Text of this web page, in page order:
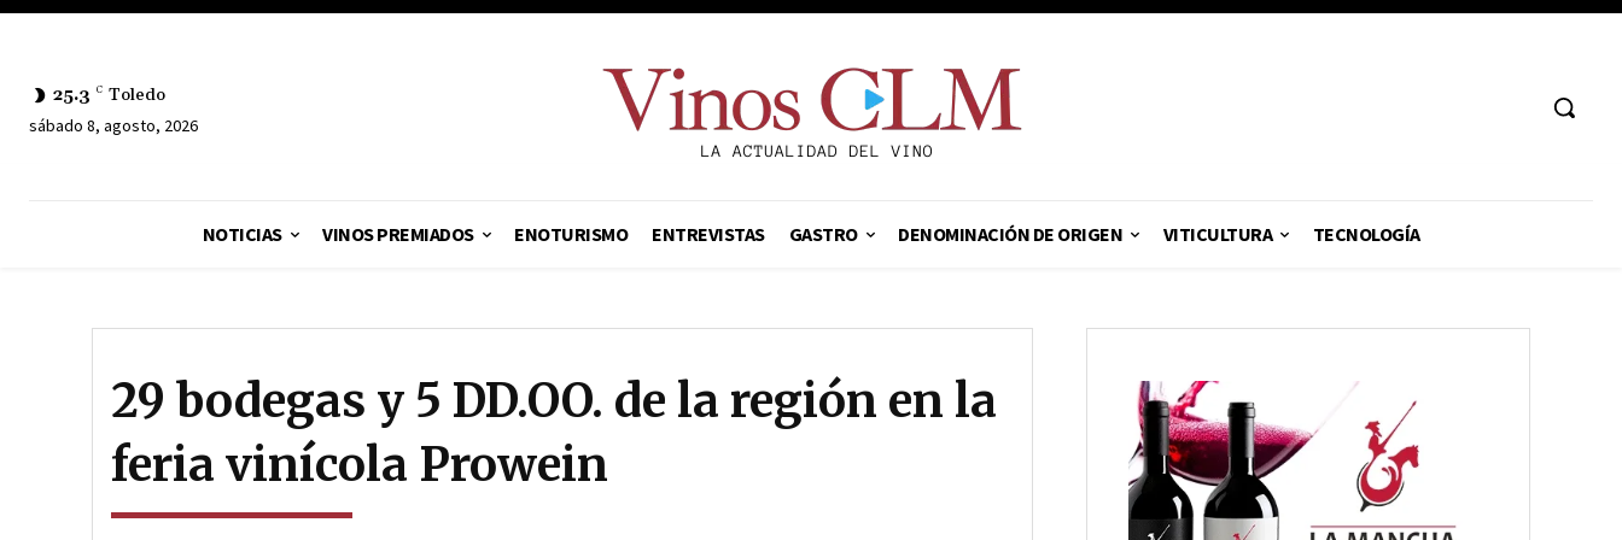
25.3 C Toledo
sábado 8, agosto, 2026
NOTICIAS VINOS PREMIADOS ENOTURISMO ENTREVISTAS GASTRO DENOMINACIÓN DE ORIGEN VITICULTURA TECNOLOGÍA
29 bodegas y 5 DD.OO. de la región en la
feria vinícola Prowein